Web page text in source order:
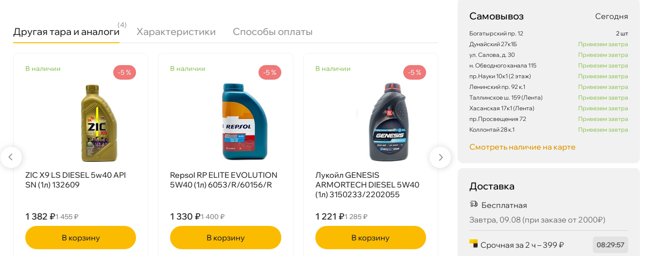
Другая тара и аналоги
(4)
Характеристики Способы оплаты
ZIC X9 LS DIESEL 5w40 API
SN (1л) 132609
наличии
1 382 ₽
-5 %
1 455 ₽
корзину
Repsol RP ELITE EVOLUTION
5W40 (1л) 6053/R/60156/R
наличии
1 330 ₽
-5 %
1 400 ₽
корзину
Лукойл GENESIS
ARMORTECH DIESEL 5W40
(1л) 3150233/2202055
наличии
1 221 ₽
-5 %
1 285 ₽
корзину
SAE 5W-40 C3 (4л) 1041223
наличии
4 342 ₽4 570 ₽
Объем
1011223
Самовывоз Сегодня
Богатырский пр. 12
2 шт
Дунайский 27к1Б
Привезем завтра
ул. Салова, д. 30
Привезем завтра
н. Обводного канала 115
Привезем завтра
пр.Науки 10к1 (2 этаж)
Привезем завтра
Ленинский пр. 92 к.1
Привезем завтра
Таллинское ш. 159 (Лента)
Привезем завтра
Хасанская 17к1 (Лента)
Привезем завтра
пр.Просвещения 72
Привезем завтра
Коллонтай 28 к.1
Привезем завтра
Смотреть наличие на карте
Доставка
Бесплатная
Завтра, 09.08 (при заказе от 2000₽)
Срочная за 2 ч – 399 ₽ 08:29:55